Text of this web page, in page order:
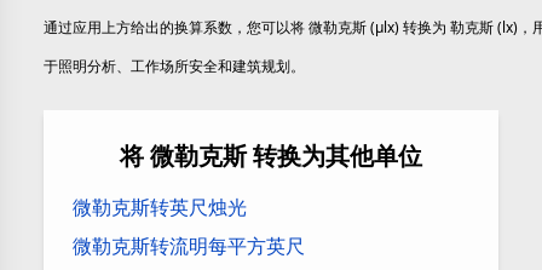
通过应用上方给出的换算系数，您可以将 微勒克斯 (µlx) 转换为 勒克斯 (lx)，
于照明分析、工作场所安全和建筑规划。
将 微勒克斯 转换为其他单位
微勒克斯转英尺烛光
微勒克斯转流明每平方英尺